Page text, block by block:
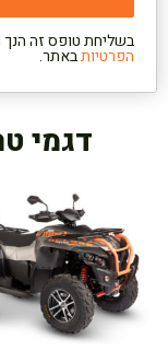
בשליחת טופס זה
הפרטיותבאתר.
דגמי